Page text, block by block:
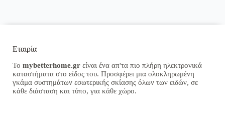
Εταιρία
Το mybetterhome.gr είναι ένα απ'τα πιο πλήρη ηλεκτρονικά
καταστήματα στο είδος του. Προσφέρει μια ολοκληρωμένη
γκάμα συστημάτων εσωτερικής σκίασης όλων των ειδών, σε
κάθε διάσταση και τύπο, για κάθε χώρο.